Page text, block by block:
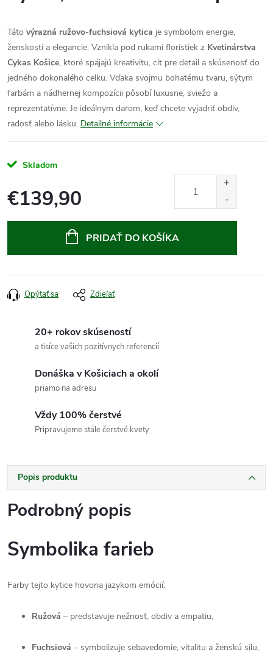
Táto výrazná ružovo-fuchsiová kytica je symbolom energie,
ženskosti a elegancie. Vznikla pod rukami floristiek z Kvetinárstva
Cykas Košice, ktoré spájajú kreativitu, cit pre detail a skúsenosť do
jedného dokonalého celku. Vďaka svojmu bohatému tvaru, sýtym
farbám a nádhernej kompozícii pôsobí luxusne, sviežo a
reprezentatívne. Je ideálnym darom, keď chcete vyjadriť obdiv,
radosť alebo lásku. Detailné informácie
Skladom
€139,90
PRIDAŤ DO KOŠÍKA
Opýtať sa Zdieľať
20+ rokov skúseností
a tisíce vašich pozitívnych referencií
Donáška v Košiciach a okolí
priamo na adresu
Vždy 100% čerstvé
Pripravujeme stále čerstvé kvety
Popis produktu
Podrobný popis
Symbolika farieb
Farby tejto kytice hovoria jazykom emócií:
Ružová – predstavuje nežnosť, obdiv a empatiu,
Fuchsiová – symbolizuje sebavedomie, vitalitu a ženskú silu,